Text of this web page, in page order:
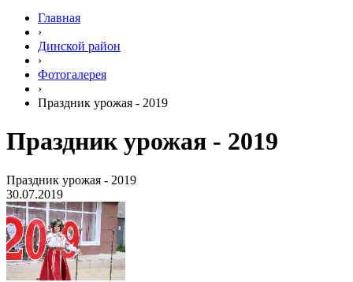
Главная
›
Динской район
›
Фотогалерея
›
Праздник урожая - 2019
Праздник урожая - 2019
Праздник урожая - 2019
30.07.2019